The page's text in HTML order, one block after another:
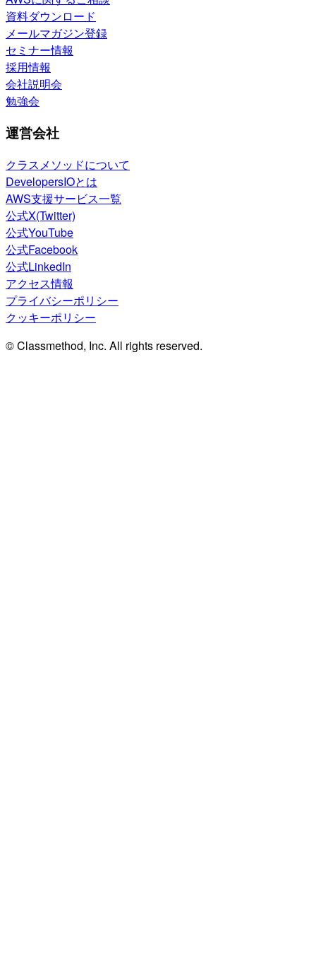
資料ダウンロード
メールマガジン登録
セミナー情報
採用情報
会社説明会
勉強会
運営会社
クラスメソッドについて
DevelopersIOとは
AWS支援サービス一覧
公式X(Twitter)
公式YouTube
公式Facebook
公式LinkedIn
アクセス情報
プライバシーポリシー
クッキーポリシー
© Classmethod, Inc. All rights reserved.